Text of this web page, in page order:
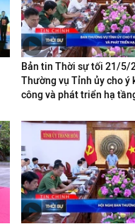
Bản tin Thời sự tối 21/5/
Thường vụ Tỉnh ủy cho ý
công và phát triển hạ